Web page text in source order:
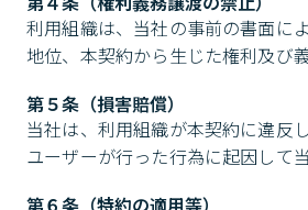
利用組織は、当社の事前の書面に
地位、本契約から生じた権利及び
第５条（損害賠償）
当社は、利用組織が本契約に違反
ユーザーが行った行為に起因して
第６条（特約の適用等）